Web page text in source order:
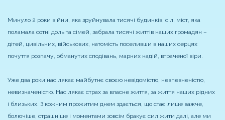
Минуло 2 роки війни, яка зруйнувала тисячі будинків, сіл, міст, яка
поламала сотні доль та сімей, забрала тисячі життів наших громадян –
дітей, цивільних, військових, натомість поселивши в наших серцях
почуття розпачу, обманутих сподівань, марних надій, втраченої віри.
Уже два роки нас лякає майбутнє своєю невідомістю, невпевненістю,
невизначеністю. Нас лякає страх за власне життя, за життя наших рідних
і близьких. З кожним прожитим днем здається, що стає лише важче,
болючіше, страшніше і моментами зовсім бракує сил жити далі, але ми